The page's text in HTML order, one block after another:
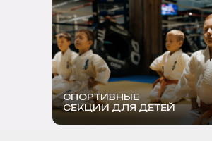
СПОРТИВНЫЕ
СЕКЦИИ ДЛЯ ДЕТЕЙ